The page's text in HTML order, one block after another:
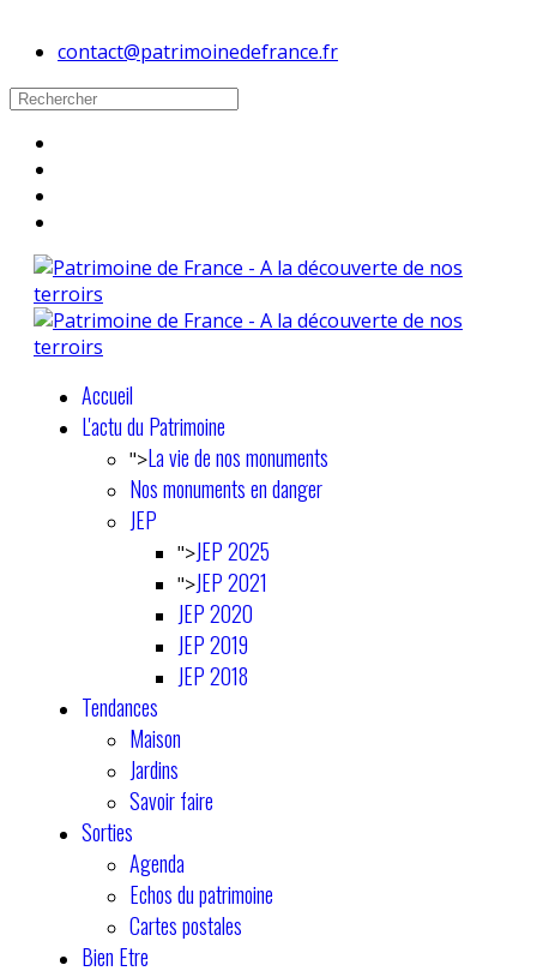
contact@patrimoinedefrance.fr
Accueil
L'actu du Patrimoine
">La vie de nos monuments
Nos monuments en danger
JEP
">JEP 2025
">JEP 2021
JEP 2020
JEP 2019
JEP 2018
Tendances
Maison
Jardins
Savoir faire
Sorties
Agenda
Echos du patrimoine
Cartes postales
Bien Etre